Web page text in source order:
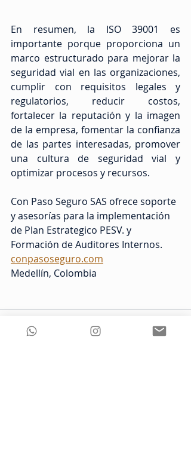
En resumen, la ISO 39001 es
importante porque proporciona un
marco estructurado para mejorar la
seguridad vial en las organizaciones,
cumplir con requisitos legales y
regulatorios, reducir costos,
fortalecer la reputación y la imagen
de la empresa, fomentar la confianza
de las partes interesadas, promover
una cultura de seguridad vial y
optimizar procesos y recursos.
Con Paso Seguro SAS ofrece soporte
y asesorías para la implementación
de Plan Estrategico PESV. y
Formación de Auditores Internos.
conpasoseguro.com
Medellín, Colombia